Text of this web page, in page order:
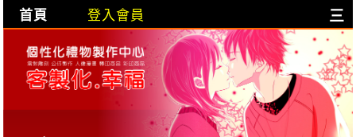
首頁 登入會員 三
購物車內容:
目前購物車是空的!
X